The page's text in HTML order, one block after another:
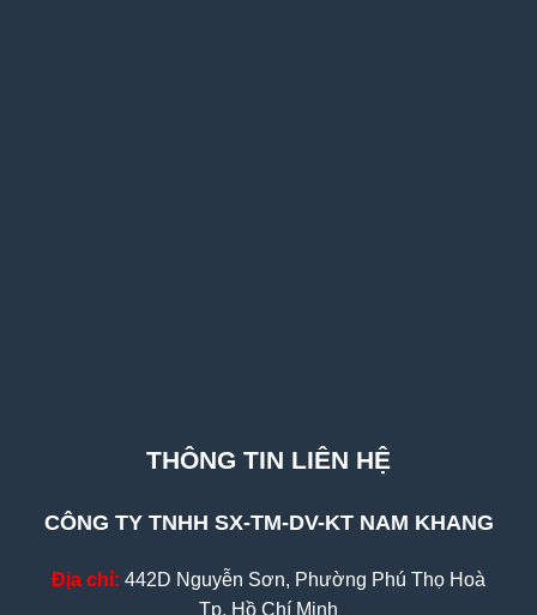
THÔNG TIN LIÊN HỆ
CÔNG TY TNHH SX-TM-DV-KT NAM KHANG
Địa chỉ: 442D Nguyễn Sơn, Phường Phú Thọ Hoà
Tp. Hồ Chí Minh